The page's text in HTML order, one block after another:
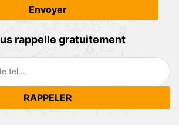
rappelle gratuitement